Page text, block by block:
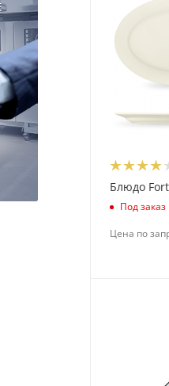
Блюдо
Под заказ
Цена по
6